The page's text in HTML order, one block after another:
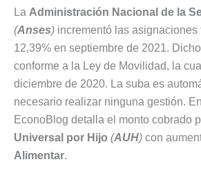
La Administración Nacional de la
(Anses) incrementó las asignaciones
12,39% en septiembre de 2021.
conforme a la Ley de Movilidad, la
diciembre de 2020. La suba es
necesario realizar ninguna gestión.
EconoBlog detalla el monto cobrado
Universal por Hijo (AUH) con
Alimentar.